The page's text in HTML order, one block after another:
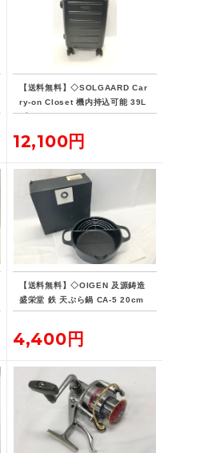
【送料無料】◇SOLGAARD Car
ry-on Closet 機内持込可能 39L
ブラック キャリーケース
12,100円
【送料無料】◇OIGEN 及源鋳造
盛栄堂 鉄 天ぷら鍋 CA-5 20cm
4,400円